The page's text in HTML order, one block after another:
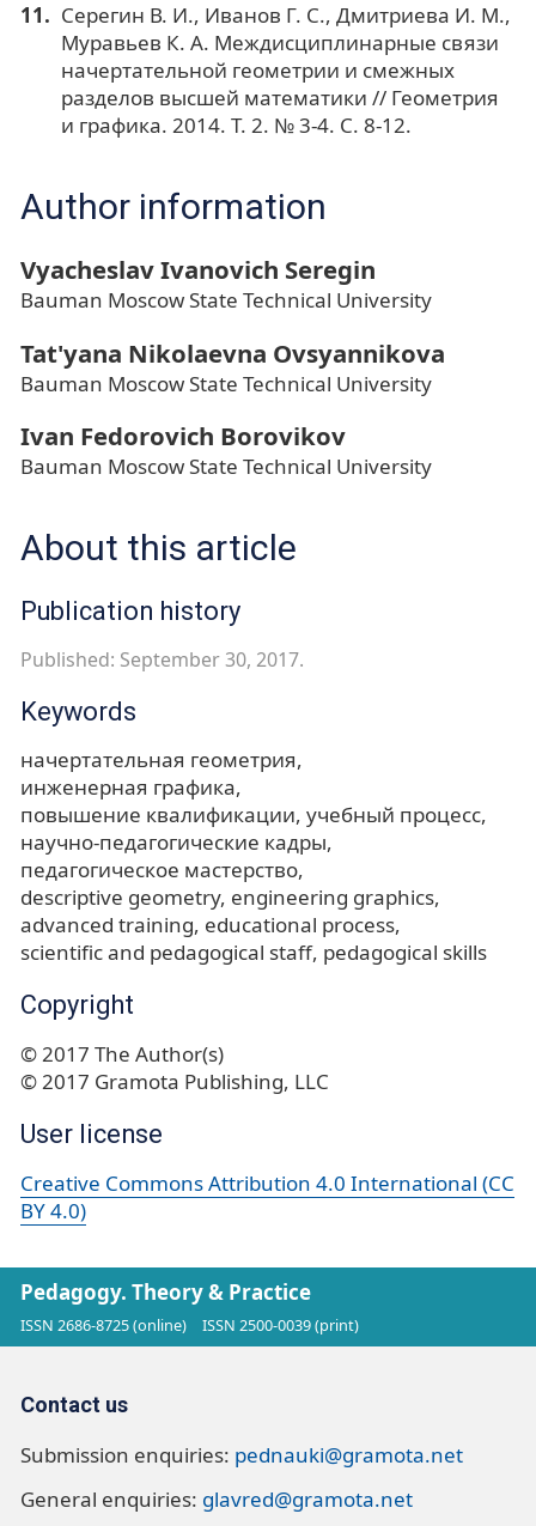
Серегин В. И., Иванов Г. С., Дмитриева И. М.,
Муравьев К. А. Междисциплинарные связи
начертательной геометрии и смежных
разделов высшей математики // Геометрия
и графика. 2014. Т. 2. № 3-4. С. 8-12.
Author information
Vyacheslav Ivanovich Seregin
Bauman Moscow State Technical University
Tat'yana Nikolaevna Ovsyannikova
Bauman Moscow State Technical University
Ivan Fedorovich Borovikov
Bauman Moscow State Technical University
About this article
Publication history
Published: September 30, 2017.
Keywords
начертательная геометрия
инженерная графика
повышение квалификации учебный процесс
научно-педагогические кадры
педагогическое мастерство
descriptive geometry engineering graphics
advanced training educational process
scientific and pedagogical staff pedagogical skills
Copyright
© 2017 The Author(s)
© 2017 Gramota Publishing, LLC
User license
Creative Commons Attribution 4.0 International (CC
BY 4.0)
Pedagogy. Theory & Practice
ISSN 2686-8725 (online) ISSN 2500-0039 (print)
Contact us
Submission enquiries: pednauki@gramota.net
General enquiries: glavred@gramota.net